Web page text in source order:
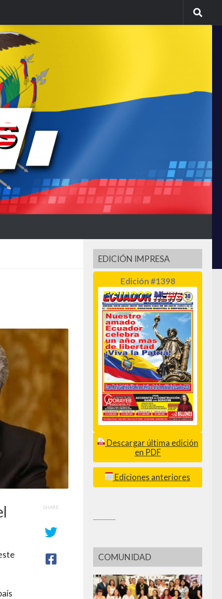
SHARE
EDICIÓN IMPRESA
Edición #1398
Descargar última edición
en PDF
Ediciones anteriores
COMUNIDAD